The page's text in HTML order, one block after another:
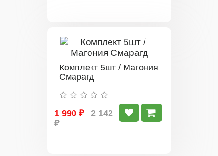
Комплект 5шт / Магония
Смарагд
1 990 ₽
2 142
₽